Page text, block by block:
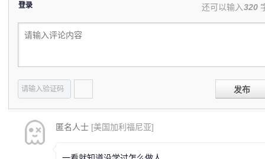
登录 还可以输入320
发布
匿名人士 [美国加利福尼亚]